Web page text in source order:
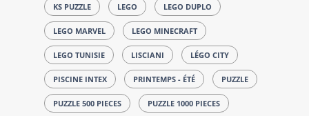
KS PUZZLE LEGO LEGO DUPLO
LEGO MARVEL LEGO MINECRAFT
LEGO TUNISIE LISCIANI LÉGO CITY
PISCINE INTEX PRINTEMPS - ÉTÉ PUZZLE
PUZZLE 500 PIECES PUZZLE 1000 PIECES